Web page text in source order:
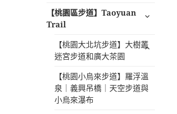
【桃園區步道】Taoyuan
Trail
【桃園大北坑步道】大樹叢
迷宮步道和廣大茶園
【桃園小烏來步道】羅浮溫
泉｜義興吊橋｜天空步道與
小烏來瀑布